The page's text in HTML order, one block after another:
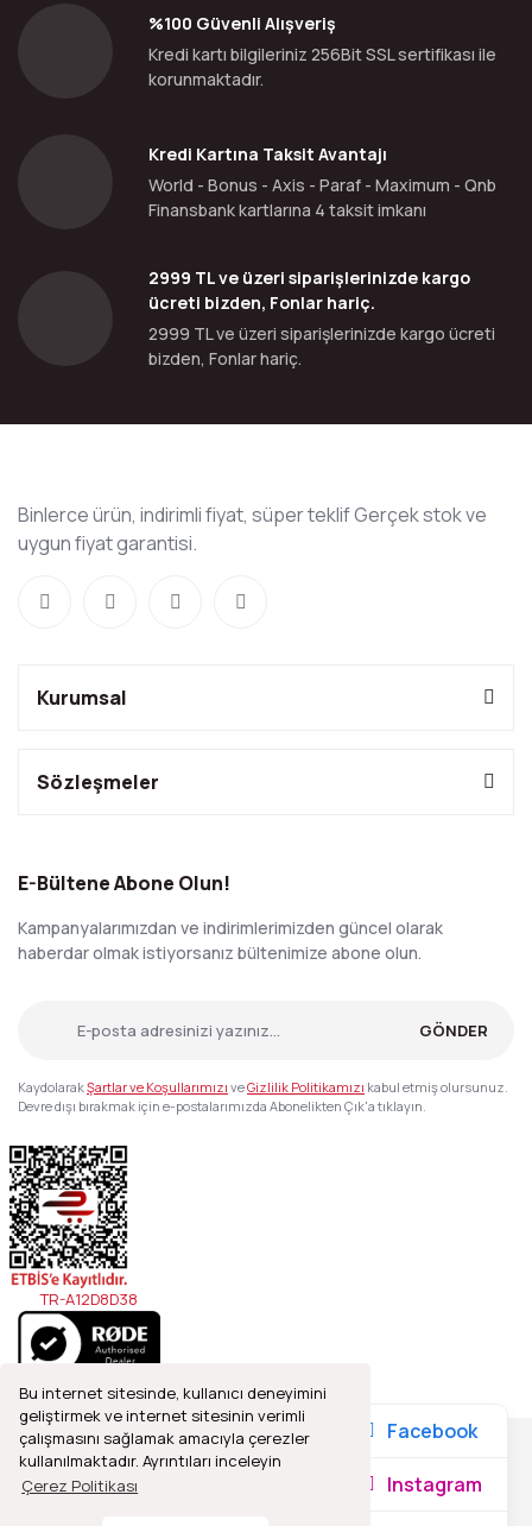
Bu internet sitesinde, kullanıcı deneyimini
geliştirmek ve internet sitesinin verimli
çalışmasını sağlamak amacıyla çerezler
kullanılmaktadır. Ayrıntıları inceleyin
Çerez Politikası
%100 Güvenli Alışveriş
Kredi kartı bilgileriniz 256Bit SSL sertifikası ile
korunmaktadır.
Kredi Kartına Taksit Avantajı
World - Bonus - Axis - Paraf - Maximum - Qnb
Finansbank kartlarına 4 taksit imkanı
2999 TL ve üzeri siparişlerinizde kargo
ücreti bizden, Fonlar hariç.
2999 TL ve üzeri siparişlerinizde kargo ücreti
bizden, Fonlar hariç.
Binlerce ürün, indirimli fiyat, süper teklif Gerçek stok ve
uygun fiyat garantisi.
Kurumsal
Sözleşmeler
E-Bültene Abone Olun!
Kampanyalarımızdan ve indirimlerimizden güncel olarak
haberdar olmak istiyorsanız bültenimize abone olun.
GÖNDER
KaydolarakŞartlar ve Koşullarımızı veGizlilik Politikamızı kabul etmiş olursunuz.
Devre dışı bırakmak için e-postalarımızda Abonelikten Çık'a tıklayın.
TR-A12D8D38
2021© Refleks Fotoğrafçılık, Tüm Hakları Saklıdır.
Facebook
Instagram